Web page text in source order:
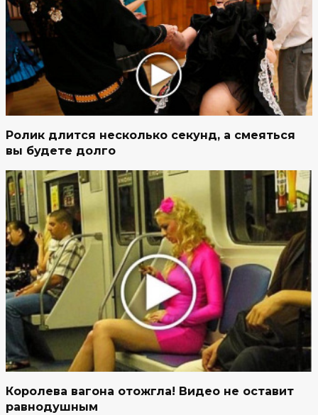
Ролик длится несколько секунд, а смеяться
вы будете долго
Королева вагона отожгла! Видео не оставит
равнодушным